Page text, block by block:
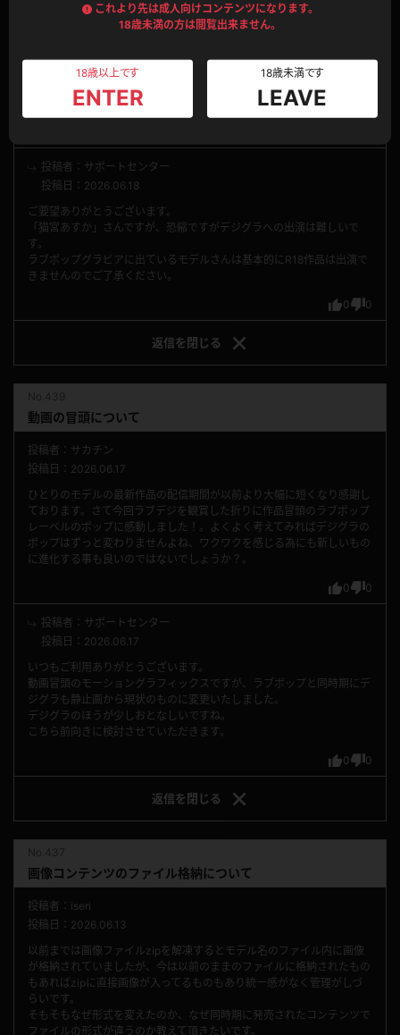
これより先は成人向けコンテンツになります。
18歳未満の方は閲覧出来ません。
18歳以上です
ENTER
18歳未満です
LEAVE
楓ふうあが着用している。ミニスカポリスの制服・制帽でお願いしま
す。ミニスカポリスの顔面偏差値を底上げさせてほしい。楽しみにして
待っている。
投稿者：サポートセンター
投稿日：2026.06.18
0 0
ご要望ありがとうございます。
「猫宮あすか」さんですが、恐縮ですがデジグラへの出演は難しいで
す。
ラブポップグラビアに出ているモデルさんは基本的にR18作品は出演で
きませんのでご了承ください。
返信を 閉じる
動画の冒頭について
投稿者：サカチン
投稿日：2026.06.17
0 0
ひとりのモデルの最新作品の配信期間が以前より大幅に短くなり感謝し
ております。さて今回ラブデジを観賞した折りに作品冒頭のラブポップ
レーベルのポップに感動しました！。よくよく考えてみればデジグラの
ポップはずっと変わりませんよね、ワクワクを感じる為にも新しいもの
に進化する事も良いのではないでしょうか？。
投稿者：サポートセンター
投稿日：2026.06.17
0 0
いつもご利用ありがとうございます。
動画冒頭のモーショングラフィックスですが、ラブポップと同時期にデ
ジグラも静止画から現状のものに変更いたしました。
デジグラのほうが少しおとなしいですね。
こちら前向きに検討させていただきます。
返信を 閉じる
画像コンテンツのファイル格納について
投稿者：iseri
投稿日：2026.06.13
以前までは画像ファイルzipを解凍するとモデル名のファイル内に画像
が格納されていましたが、今は以前のままのファイルに格納されたもの
もあればzipに直接画像が入ってるものもあり統一感がなく管理がしづ
らいです。
そもそもなぜ形式を変えたのか、なぜ同時期に発売されたコンテンツで
ファイルの形式が違うのか教えて頂きたいです。